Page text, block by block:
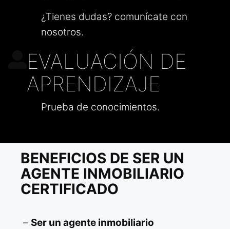
¿Tienes dudas? comunícate con
nosotros.
EVALUACIÓN DE
APRENDIZAJE
Prueba de conocimientos.
BENEFICIOS DE SER UN
AGENTE INMOBILIARIO
CERTIFICADO
– Ser un agente inmobiliario